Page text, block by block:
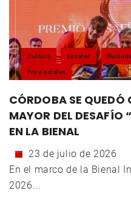
Cultura Locales
Provinciales
CÓRDOBA SE QUEDÓ
MAYOR DEL DESAFÍO
EN LA BIENAL
23 de julio de 2026
En el marco de la Bienal
2026...